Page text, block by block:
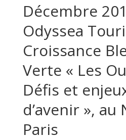
Décembre
Odyssea
Croissance
Verte « Les
Défis et
d’avenir », au
Paris